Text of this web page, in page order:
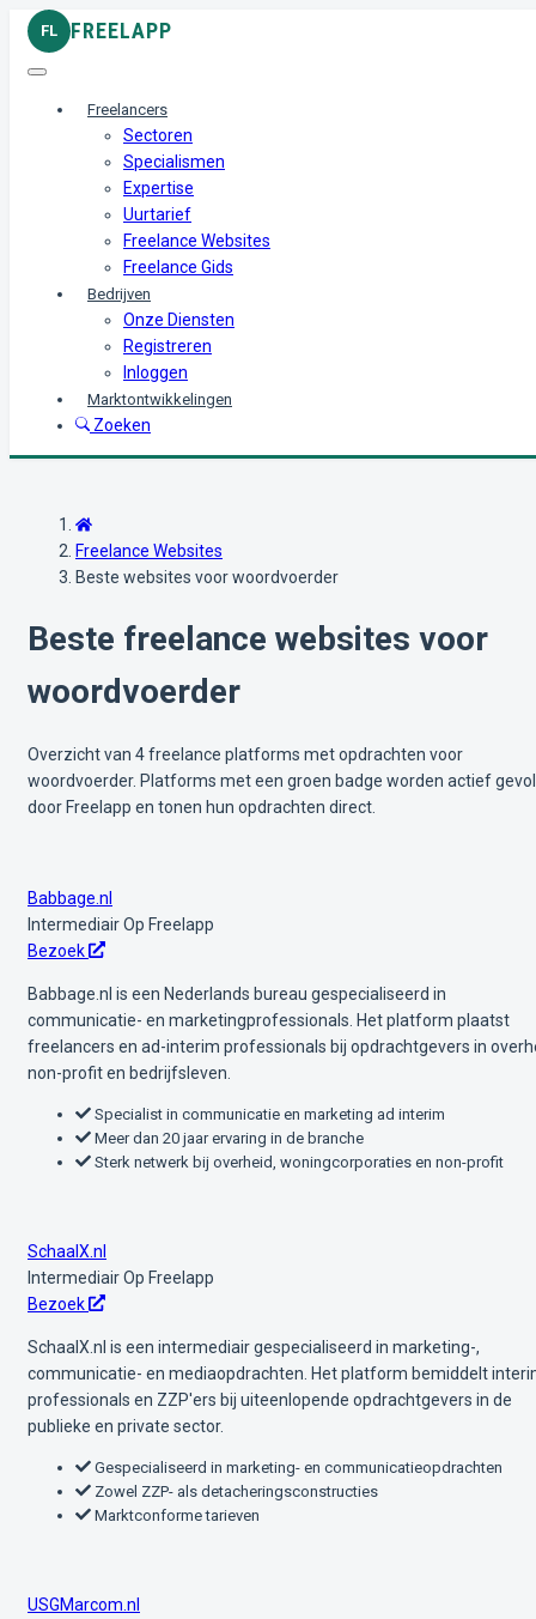
FL FREELAPP
Freelancers
Sectoren
Specialismen
Expertise
Uurtarief
Freelance Websites
Freelance Gids
Bedrijven
Onze Diensten
Registreren
Inloggen
Marktontwikkelingen
Zoeken
Freelance Websites
Beste websites voor woordvoerder
Beste freelance websites voor
woordvoerder
Overzicht van 4 freelance platforms met opdrachten voor
woordvoerder. Platforms met een groen badge worden actief
door Freelapp en tonen hun opdrachten direct.
Babbage.nl
IntermediairOp Freelapp
Bezoek
Babbage.nl is een Nederlands bureau gespecialiseerd in
communicatie- en marketingprofessionals. Het platform plaatst
freelancers en ad-interim professionals bij opdrachtgevers in
non-profit en bedrijfsleven.
Specialist in communicatie en marketing ad interim
Meer dan 20 jaar ervaring in de branche
Sterk netwerk bij overheid, woningcorporaties en non-profit
SchaalX.nl
IntermediairOp Freelapp
Bezoek
SchaalX.nl is een intermediair gespecialiseerd in marketing-,
communicatie- en mediaopdrachten. Het platform bemiddelt
professionals en ZZP'ers bij uiteenlopende opdrachtgevers in de
publieke en private sector.
Gespecialiseerd in marketing- en communicatieopdrachten
Zowel ZZP- als detacheringsconstructies
Marktconforme tarieven
USGMarcom.nl